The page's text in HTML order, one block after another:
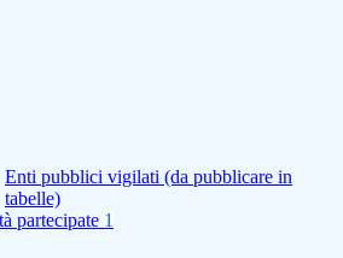
Enti pubblici vigilati (da pubblicare in
tabelle)
partecipate 1